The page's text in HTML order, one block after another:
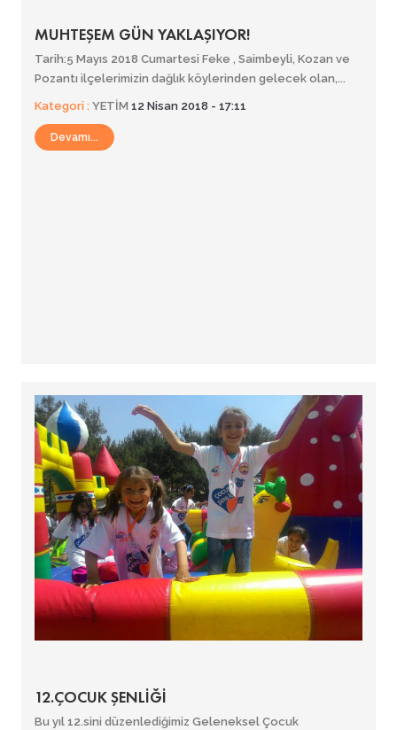
MUHTEŞEM GÜN YAKLAŞIYOR!
Tarih:5 Mayıs 2018 Cumartesi Feke , Saimbeyli, Kozan ve
Pozantı ilçelerimizin dağlık köylerinden gelecek olan,...
Kategori : YETİM 12 Nisan 2018 - 17:11
Devamı...
12.ÇOCUK ŞENLİĞİ
Bu yıl 12.sini düzenlediğimiz Geleneksel Çocuk